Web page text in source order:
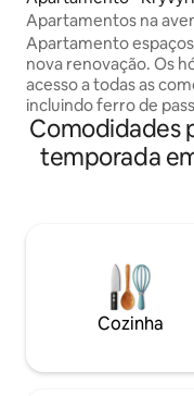
Apartamentos na
Velykyi 17,
Apartamento
nova renovação. Os
acesso a todas as
incluindo ferro de
cabelo, um recipiente
purificada, perfume e
cosméticos, chá,
hóspedes, incluindo
um secador de
água purificada,
cosméticos, chá, café,
separado
Comodidades
temporada
Cozinha